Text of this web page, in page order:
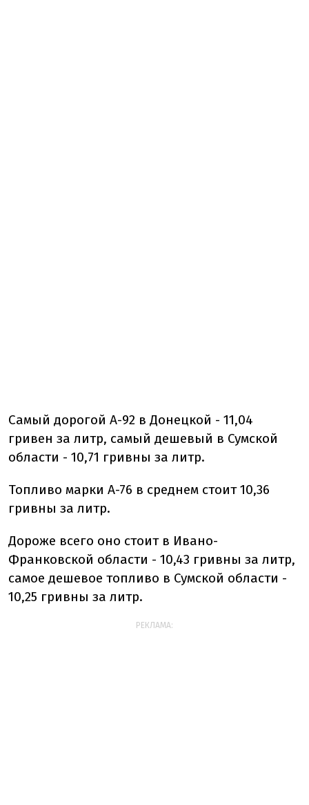
Самый дорогой А-92 в Донецкой - 11,04
гривен за литр, самый дешевый в Сумской
области - 10,71 гривны за литр.
Топливо марки А-76 в среднем стоит 10,36
гривны за литр.
Дороже всего оно стоит в Ивано-
Франковской области - 10,43 гривны за литр,
самое дешевое топливо в Сумской области -
10,25 гривны за литр.
РЕКЛАМА: